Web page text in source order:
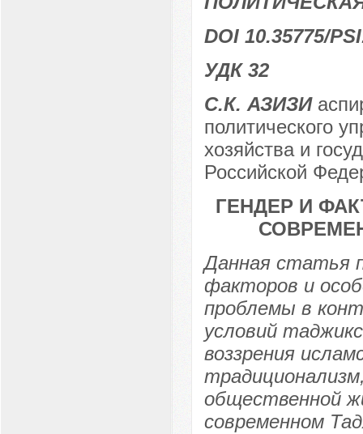
DOI 10.35775/
УДК 32
С.К. АЗИЗИ
политического
хозяйства и
Российской
ГЕНДЕР И
Данная статья
факторов и
проблемы в
условий
воззрения
общественной
современном